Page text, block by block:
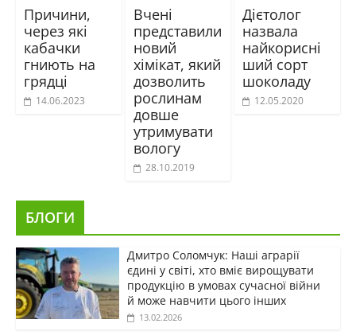
Причини,
через які
кабачки
гниють на
грядці
14.06.2023
Вчені
представили
новий
хімікат, який
дозволить
рослинам
довше
утримувати
вологу
28.10.2019
Дієтолог
назвала
найкорисні
ший сорт
шоколаду
12.05.2020
БЛОГИ
Дмитро Соломчук: Наші аграрії
єдині у світі, хто вміє вирощувати
продукцію в умовах сучасної війни
й може навчити цього інших
13.02.2026